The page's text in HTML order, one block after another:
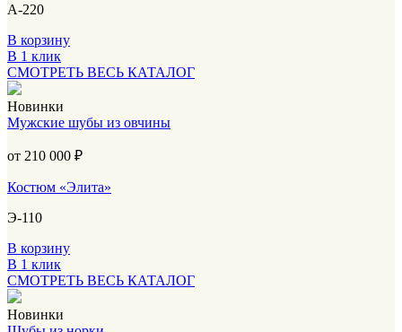
А-220
В корзину
В 1 клик
СМОТРЕТЬ ВЕСЬ КАТАЛОГ
Новинки
Мужские шубы из овчины
от 210 000 ₽
Костюм «Элита»
Э-110
В корзину
В 1 клик
СМОТРЕТЬ ВЕСЬ КАТАЛОГ
Новинки